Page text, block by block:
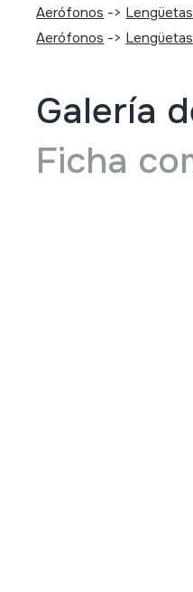
Aerófonos -> Lengüetas
Aerófonos -> Lengüetas
Galería
Ficha